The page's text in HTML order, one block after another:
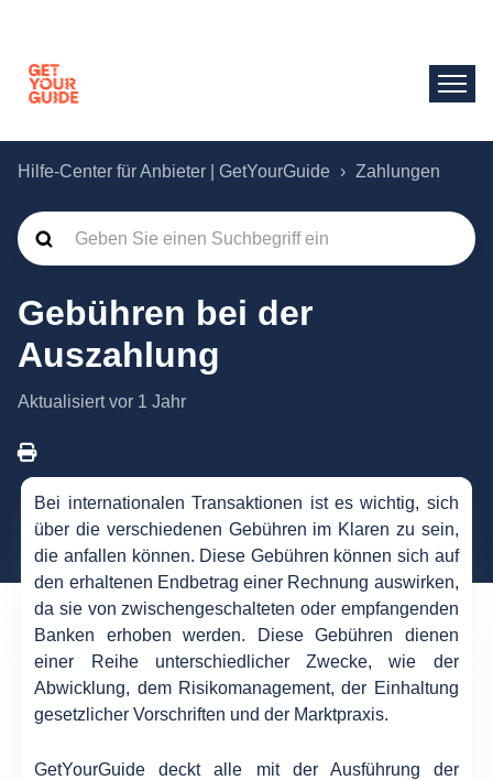
Hilfe-Center für Anbieter | GetYourGuide Zahlungen
Gebühren bei der
Auszahlung
Aktualisiertvor 1 Jahr
Bei internationalen Transaktionen ist es wichtig, sich
über die verschiedenen Gebühren im Klaren zu sein,
die anfallen können. Diese Gebühren können sich auf
den erhaltenen Endbetrag einer Rechnung auswirken,
da sie von zwischengeschalteten oder empfangenden
Banken erhoben werden. Diese Gebühren dienen
einer Reihe unterschiedlicher Zwecke, wie der
Abwicklung, dem Risikomanagement, der Einhaltung
gesetzlicher Vorschriften und der Marktpraxis.
GetYourGuide deckt alle mit der Ausführung der